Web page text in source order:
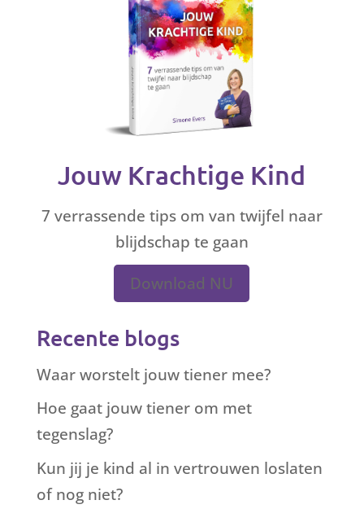
Jouw Krachtige Kind
7 verrassende tips om van twijfel naar
blijdschap te gaan
Download NU
Recente blogs
Waar worstelt jouw tiener mee?
Hoe gaat jouw tiener om met
tegenslag?
Kun jij je kind al in vertrouwen loslaten
of nog niet?